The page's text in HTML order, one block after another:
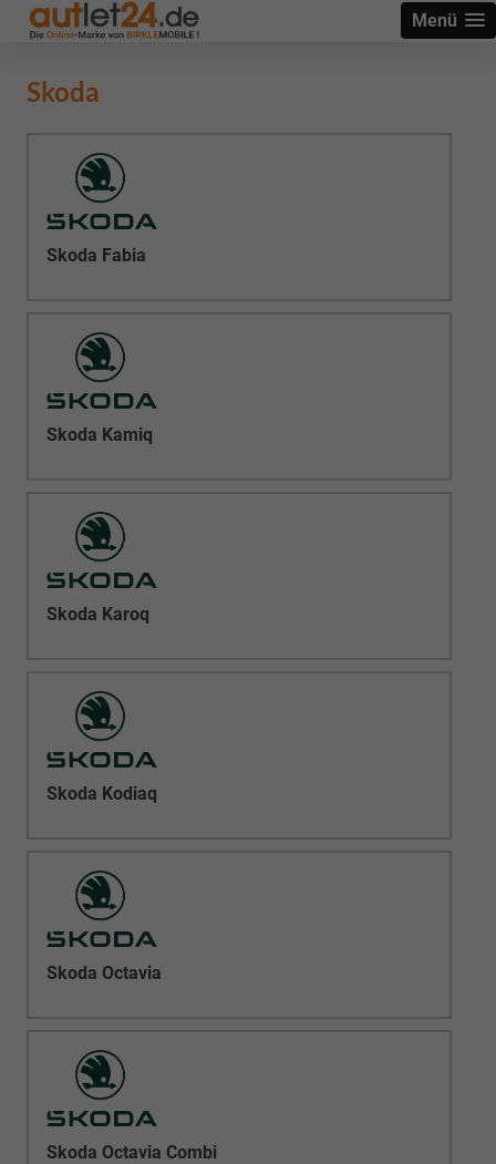
Menü
Skoda
Skoda Fabia
Skoda Kamiq
Skoda Karoq
Skoda Kodiaq
Skoda Octavia
Skoda Octavia Combi